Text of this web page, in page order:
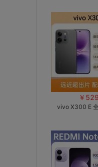
￥
vivo X300 E